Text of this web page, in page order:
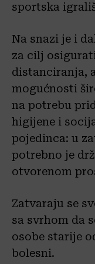
sportska
Na snazi je i
za cilj
distanciranja,
mogućnosti
na potrebu
higijene i
pojedinca: u
potrebno je
otvorenom
Zatvaraju se
sa svrhom da
osobe starije
bolesni.